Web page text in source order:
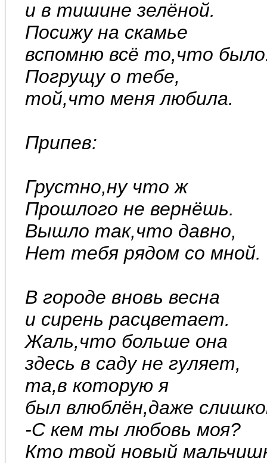
и в тишине зелёной.
Посижу на скамье
вспомню всё то,что
Погрущу о тебе,
той,что меня любила.
Припев:
Грустно,ну что ж
Прошлого не вернёшь.
Вышло так,что давно,
Нет тебя рядом со мной.
В городе вновь весна
и сирень расцветает.
Жаль,что больше она
здесь в саду не гуляет,
та,в которую я
был влюблён,даже
-С кем ты любовь моя?
Кто твой новый